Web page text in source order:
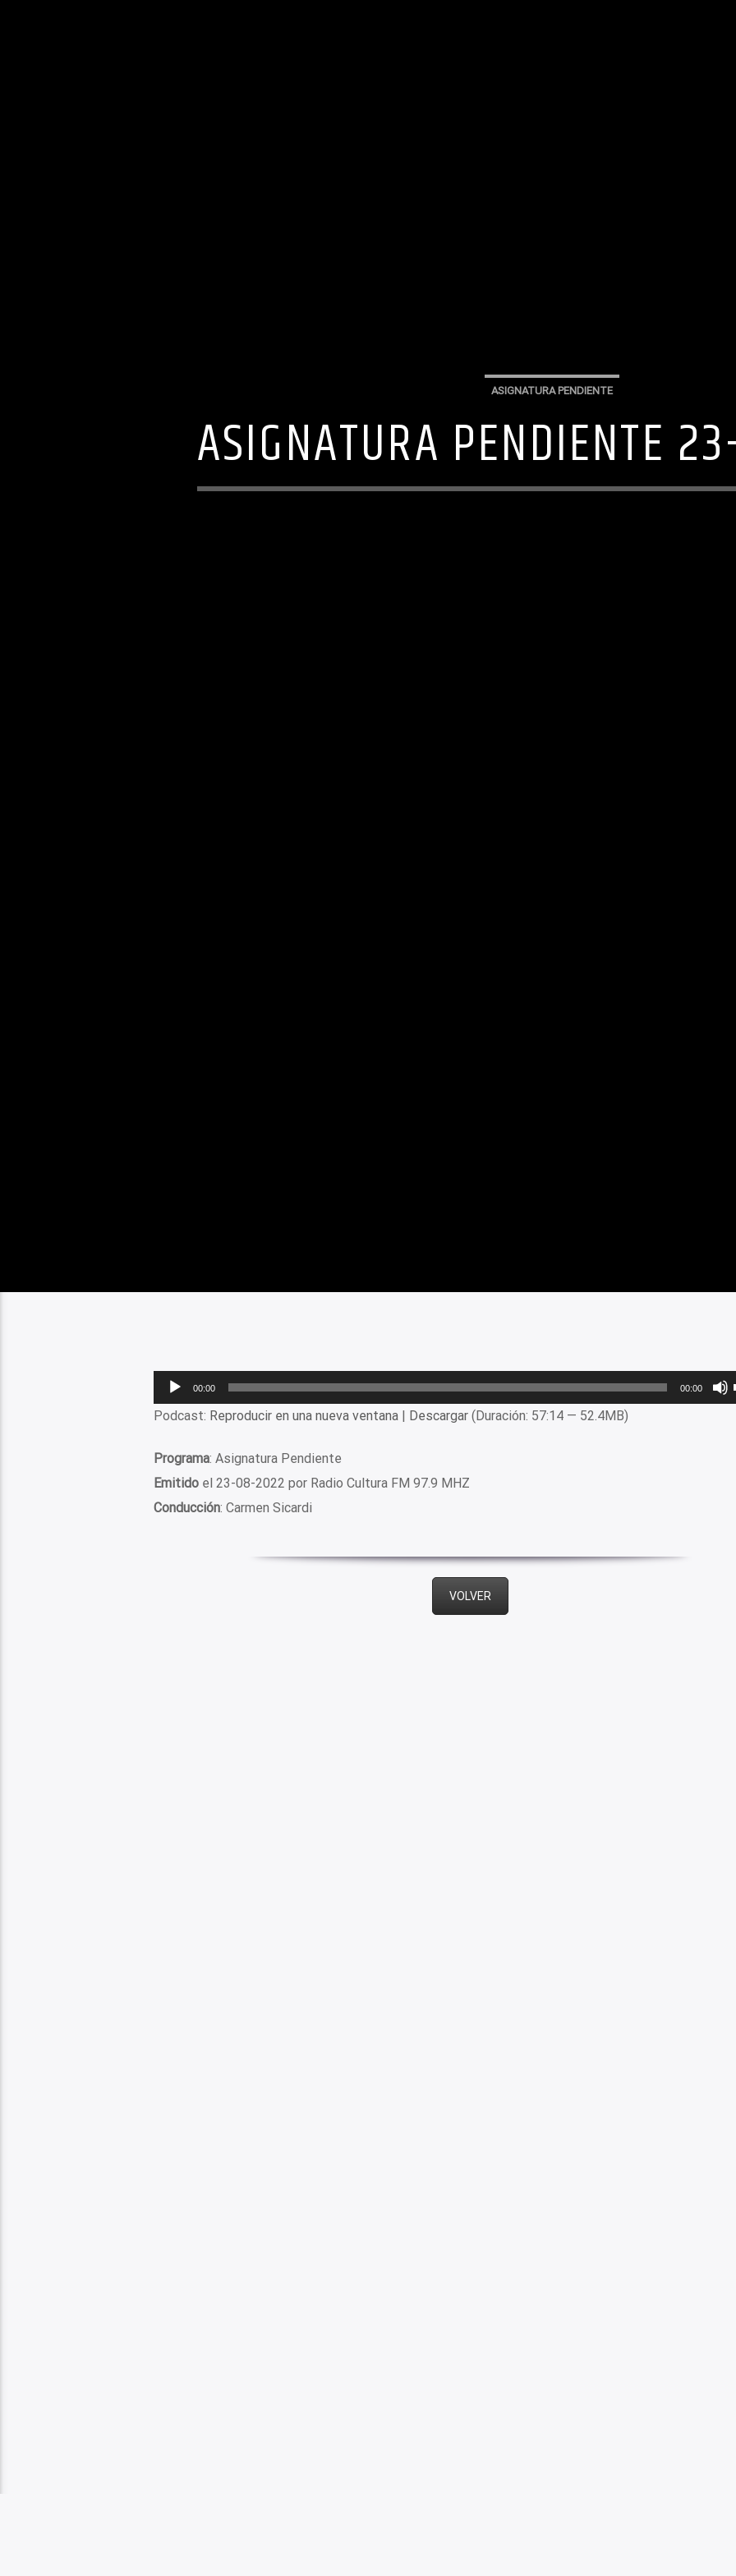
ASIGNATURA PENDIENTE
ASIGNATURA PENDIENTE
Reproductor
de
00:00 00:00
Podcast: Reproducir en una nueva ventana| Descargar(Duración: 57:14 — 52.4MB)
Programa: Asignatura Pendiente
Emitidoel 23-08-2022 por Radio Cultura FM 97.9 MHZ
Conducción: Carmen Sicardi
VOLVER